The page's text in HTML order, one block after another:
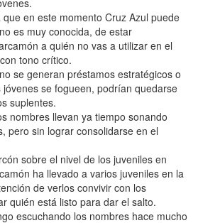
en este momento Cruz Azul puede
es muy conocida, de estar
a quién no vas a utilizar en el
tono crítico.
se generan préstamos estratégicos o
se fogueen, podrían quedarse
suplentes.
nombres llevan ya tiempo sonando
pero sin lograr consolidarse en el
sobre el nivel de los juveniles en
ha llevado a varios juveniles en la
de verlos convivir con los
quién está listo para dar el salto.
escuchando los nombres hace mucho